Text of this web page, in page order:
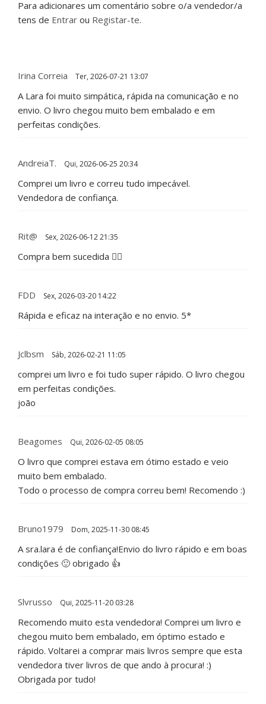
Para adicionares um comentário sobre o/a vendedor/a
tens de Entrar ou Registar-te.
Irina Correia Ter, 2026-07-21 13:07
A Lara foi muito simpática, rápida na comunicação e no
envio. O livro chegou muito bem embalado e em
perfeitas condições.
AndreiaT. Qui, 2026-06-25 20:34
Comprei um livro e correu tudo impecável.
Vendedora de confiança.
Rit@ Sex, 2026-06-12 21:35
Compra bem sucedida 👍🏻
FDD Sex, 2026-03-20 14:22
Rápida e eficaz na interação e no envio. 5*
Jclbsm Sáb, 2026-02-21 11:05
comprei um livro e foi tudo super rápido. O livro chegou
em perfeitas condições.
joão
Beagomes Qui, 2026-02-05 08:05
O livro que comprei estava em ótimo estado e veio
muito bem embalado.
Todo o processo de compra correu bem! Recomendo :)
Bruno1979 Dom, 2025-11-30 08:45
A sra.lara é de confiança!Envio do livro rápido e em boas
condições 🙂 obrigado 👍
Slvrusso Qui, 2025-11-20 03:28
Recomendo muito esta vendedora! Comprei um livro e
chegou muito bem embalado, em óptimo estado e
rápido. Voltarei a comprar mais livros sempre que esta
vendedora tiver livros de que ando à procura! :)
Obrigada por tudo!